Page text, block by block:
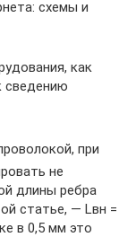
схемы и
как
сведению
при
не
длины ребра
статье, — Lвн =
в 0,5 мм это